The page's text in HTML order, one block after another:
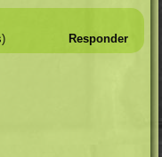
Responder